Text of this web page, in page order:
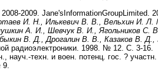
2009. Jane'sInformationGroupLimited.
И. Н., Илькевич В. В., Вельхин И. Л.
А. И., Шевчук В. И., Ягольников С.
В. Д., Дрогалин В. В., Казаков В. Д.,
радиоэлектроники. 1998. № 12. С. 3-16.
науч.-техн. и воен. потенц. гос. ?
9.